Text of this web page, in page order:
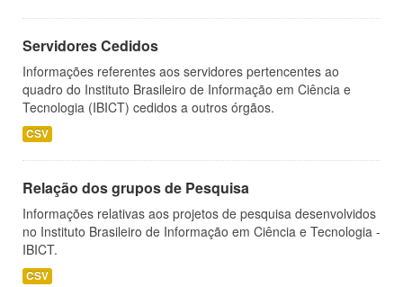
Servidores Cedidos
Informações referentes aos servidores pertencentes ao
quadro do Instituto Brasileiro de Informação em Ciência e
Tecnologia (IBICT) cedidos a outros órgãos.
CSV
Relação dos grupos de Pesquisa
Informações relativas aos projetos de pesquisa desenvolvidos
no Instituto Brasileiro de Informação em Ciência e Tecnologia -
IBICT.
CSV